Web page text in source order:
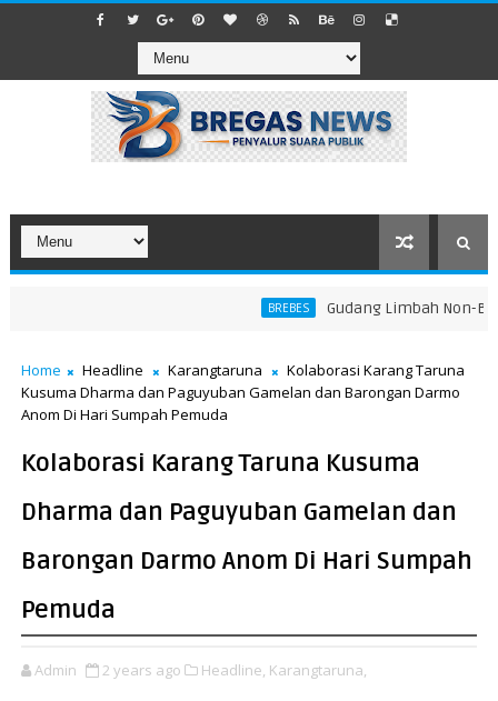
BREBES ​Gudang Limbah Non-B3
Home Headline Karangtaruna
Kolaborasi Karang Taruna
Kusuma Dharma dan Paguyuban Gamelan dan Barongan Darmo
Anom Di Hari Sumpah Pemuda
Kolaborasi Karang Taruna Kusuma
Dharma dan Paguyuban Gamelan dan
Barongan Darmo Anom Di Hari Sumpah
Pemuda
Admin 2 years ago Headline, Karangtaruna,